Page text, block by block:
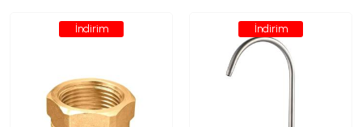
İndirim İndirim